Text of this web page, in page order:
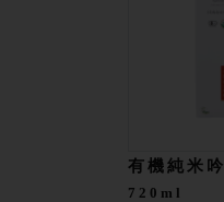
有機純米
720ml